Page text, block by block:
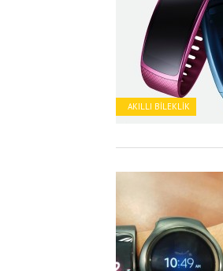
AKILLI BILEKLIK